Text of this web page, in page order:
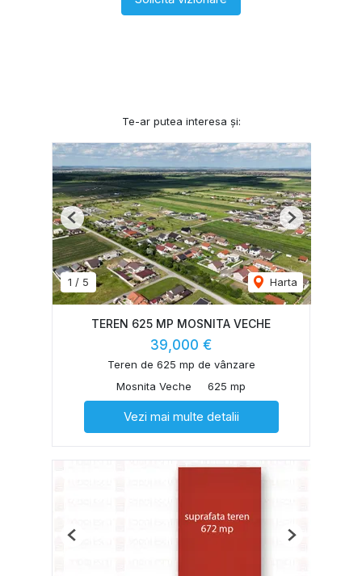
Te-ar putea interesa și:
1 / 5 Harta
Previous Next
TEREN 625 MP MOSNITA VECHE
39,000 €
Teren de 625 mp de vânzare
Mosnita Veche
625 mp
Vezi mai multe detalii
Previous Next